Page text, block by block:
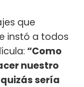
que
instó a todos
“Como
nuestro
sería